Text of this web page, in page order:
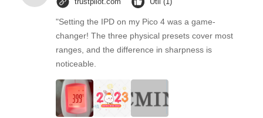
"Setting the IPD on my Pico 4 was a game-
changer! The three physical presets cover most
ranges, and the difference in sharpness is
noticeable.